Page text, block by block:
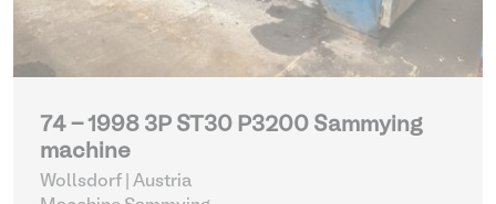
74 - 1998 3P ST30 P3200 Sammying
machine
Wollsdorf | Austria